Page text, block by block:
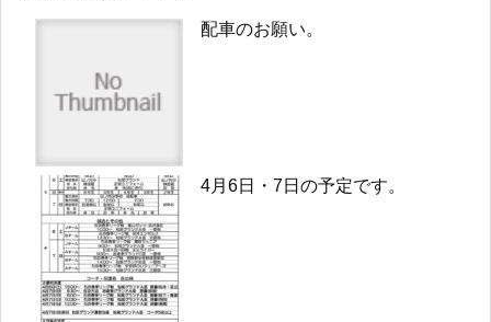
配車のお願い。
4月6日・7日の予定です。